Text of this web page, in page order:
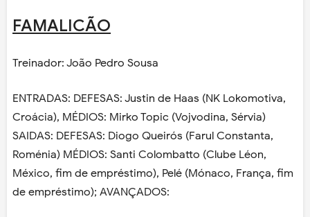
FAMALICÃO
Treinador: João Pedro Sousa
ENTRADAS: DEFESAS: Justin de Haas (NK Lokomotiva,
Croácia), MÉDIOS: Mirko Topic (Vojvodina, Sérvia)
SAIDAS: DEFESAS: Diogo Queirós (Farul Constanta,
Roménia) MÉDIOS: Santi Colombatto (Clube Léon,
México, fim de empréstimo), Pelé (Mónaco, França, fim
de empréstimo); AVANÇADOS: